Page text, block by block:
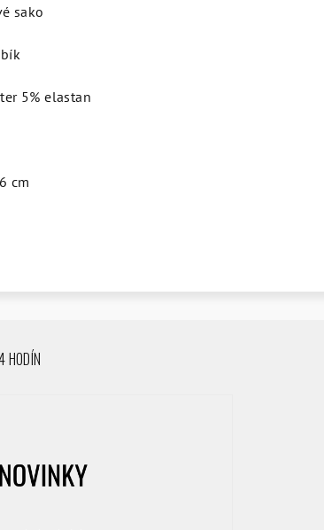
sako
5% elastan
cm
HODÍN